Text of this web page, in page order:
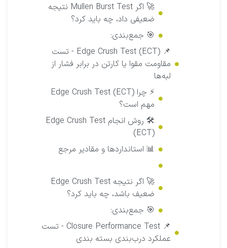
🚀 اگر Mullen Burst Test نتیجه
ضعیفی داد، چه باید کرد؟
🎯 جمع‌بندی:
📌 Edge Crush Test (ECT) - تست
مقاومت مقوا یا کارتن در برابر فشار از
لبه‌ها
⚡ چرا Edge Crush Test (ECT)
مهم است؟
🛠 روش انجام Edge Crush Test
(ECT)
📊 استانداردها و مقادیر مرجع
🚀 اگر نتیجه Edge Crush Test
ضعیف باشد، چه باید کرد؟
🎯 جمع‌بندی:
📌 Closure Performance Test - تست
عملکرد درب‌بندی بسته بندی